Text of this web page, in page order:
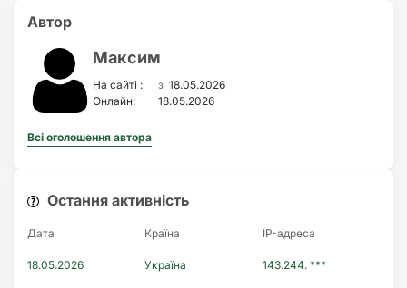
Автор
Максим
На сайті : з 18.05.2026
Онлайн:
18.05.2026
Всі оголошення автора
Остання активність
Дата Країна IP-адреса
18.05.2026 Україна 143.244. ***